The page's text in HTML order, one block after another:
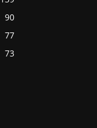
90
77
73